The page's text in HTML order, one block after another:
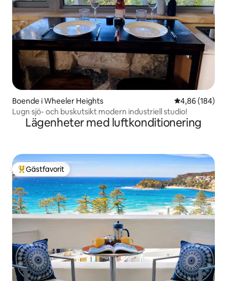
Boende i Wheeler Heights 4,86 av 5 i
4,86 (184)
Lugn sjö- och buskutsikt modern industriell studio!
Lägenheter med luftkonditionering
Populär gästfavorit
Gästfavorit